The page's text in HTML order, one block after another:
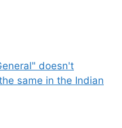
doesn't
same in the Indian